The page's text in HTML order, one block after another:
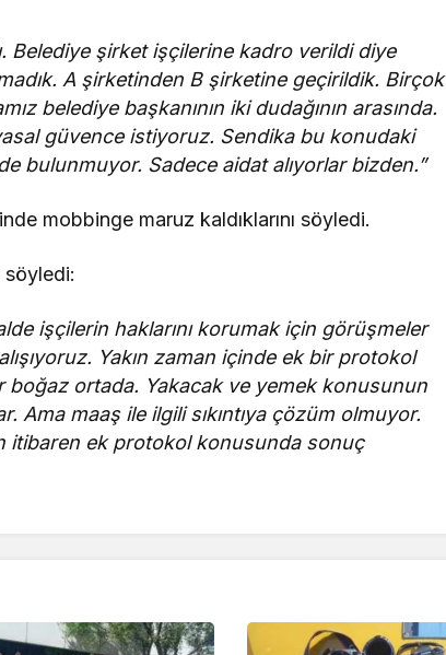
Belediye şirket işçilerine kadro verildi diye
A şirketinden B şirketine geçirildik. Birçok
belediye başkanının iki dudağının arasında.
güvence istiyoruz. Sendika bu konudaki
bulunmuyor. Sadece aidat alıyorlar bizden.”
mobbinge maruz kaldıklarını söyledi.
söyledi:
işçilerin haklarını korumak için görüşmeler
Yakın zaman içinde ek bir protokol
boğaz ortada. Yakacak ve yemek konusunun
Ama maaş ile ilgili sıkıntıya çözüm olmuyor.
itibaren ek protokol konusunda sonuç